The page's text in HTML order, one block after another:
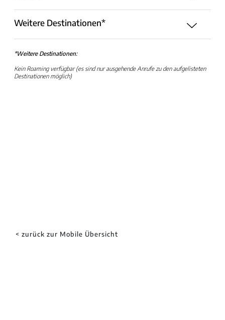
Weitere Destinationen*
*Weitere Destinationen:
Kein Roaming verfügbar (es sind nur ausgehende Anrufe zu den aufgelisteten
Destinationen möglich)
< zurück zur Mobile Übersicht